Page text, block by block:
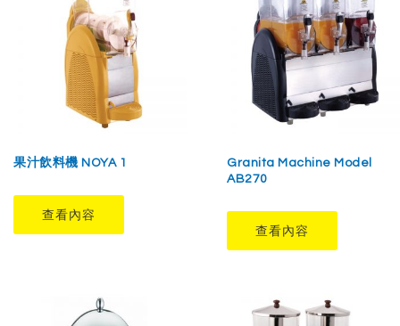
果汁飲料機 NOYA 1
查看內容
Granita Machine Model
AB270
查看內容